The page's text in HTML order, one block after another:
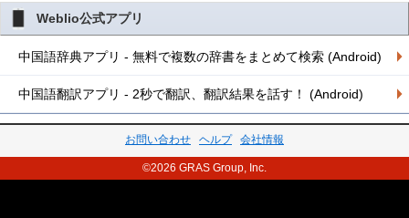
Weblio公式アプリ
中国語辞典アプリ - 無料で複数の辞書をまとめて検索 (Android)
中国語翻訳アプリ - 2秒で翻訳、翻訳結果を話す！ (Android)
お問い合わせ ヘルプ 会社情報
©2026 GRAS Group, Inc.